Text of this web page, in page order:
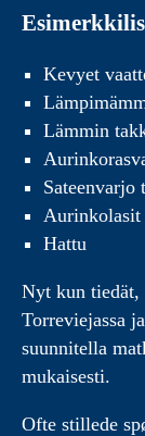
Kevyet
Lämmin
Sateenvarjo
Aurinkolasit
Hattu
Nyt kun tiedät,
Torreviejassa
suunnitella
mukaisesti.
Ofte stillede